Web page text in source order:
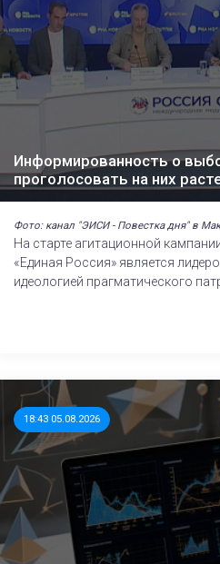
Информированность о
проголосовать на них
Фото: канал "ЭИСИ - Повестка дня" в
На старте агитационной
«Единая Россия» является
идеологией прагматического
18:43 05.08.2026